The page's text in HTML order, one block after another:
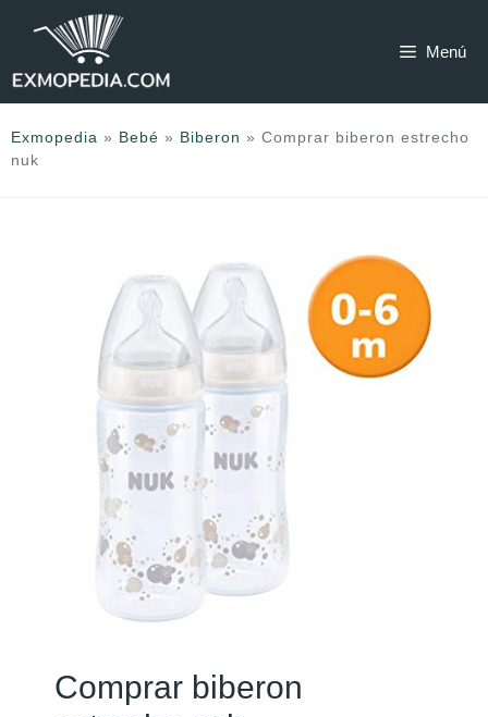
Menú
Exmopedia » Bebé » Biberon » Comprar biberon estrecho
nuk
Comprar biberon